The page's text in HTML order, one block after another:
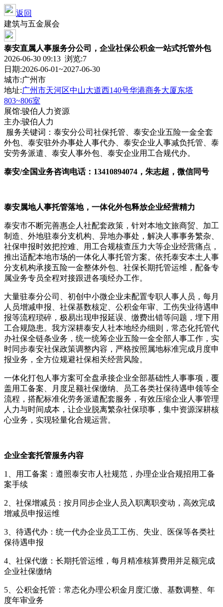
返回
建筑与五金展会
泰安直属人事服务分公司，企业社保公积金一站式托管外包
2026-06-30 09:13 浏览:7
日期:2026-06-01~2027-06-30
城市:广州市
地址:广州市天河区中山大道西140号华港商务大厦东塔
803~806室
展馆:骏伯人力资源
主办:骏伯人力
服务关键词：泰安分公司社保托管、泰安企业五险一金全套
外包、泰安驻外办事处人事代办、泰安企业人事减负托管、泰
安劳务派遣、泰安人事外包、泰安企业用工合规代办。
泰安/全国业务咨询电话：13410894074，朱志超，微信同号
泰安属地人事托管落地，一体化外包释放企业经营精力
泰安市不断完善惠企人社配套政策，针对本地文旅商贸、加工
制造、外地驻泰分支机构、异地办事处，解决人事事务繁杂、
社保申报时效把控难、用工合规核查压力大等企业经营痛点，
推出适配本地市场的一体化人事托管方案。依托泰安本土人事
分支机构承接五险一金整体外包、社保长期托管运维，配备专
属业务专员全程对接跟进各项经办工作。
大量驻泰分公司、初创中小微企业未配置专职人事人员，每月
人员增减申报、社保基数核定、公积金年审、工伤失业待遇申
报等流程琐碎，极易出现申报延误、缴费出错等问题，埋下用
工合规隐患。我方深耕泰安人社本地经办细则，常态化托管代
办社保全链条业务，统一统筹企业五险一金全部人事工作，实
时同步泰安社保政策调整内容，严格按照属地标准完成月度申
报业务，全方位规避社保相关经营风险。
一体化打包人事方案可全盘承接企业全部基础性人事事项，覆
盖用工备案、月度足额社保缴纳、员工各类社保待遇申领等全
流程，搭配标准化劳务派遣配套服务，有效压缩企业人事管理
人力与时间成本，让企业脱离繁杂社保琐事，集中资源深耕核
心业务，实现轻量化合规运营。
企业全套托管服务内容
1、用工备案：遵照泰安市人社规范，办理企业合规招用工备
案手续
2、社保增减员：按月同步企业人员入职离职变动，高效完成
增减员申报运维
3、待遇代办：统一代办企业员工工伤、失业、医保等各类社
保待遇申报
4、社保代缴：长期托管运维，每月精准核算费用并足额完成
企业社保缴纳
5、公积金托管：常态化办理公积金月度汇缴、基数调整、年
度年审业务